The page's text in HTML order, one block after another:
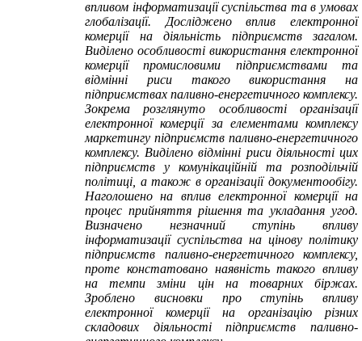
впливом інформатизації суспільства та в умовах
глобалізації. Досліджено вплив електронної
комерції на діяльність підприємств загалом.
Виділено особливості використання електронної
комерції промисловими підприємствами та
відмінні риси такого використання на
підприємствах паливно-енергетичного комплексу.
Зокрема розглянуто особливості організації
електронної комерції за елементами комплексу
маркетингу підприємств паливно-енергетичного
комплексу. Виділено відмінні риси діяльності цих
підприємств у комунікаційній та розподільчій
політиці, а також в організації документообігу.
Наголошено на вплив електронної комерції на
процес прийняття рішення та укладання угод.
Визначено незначний ступінь впливу
інформатизації суспільства на цінову політику
підприємств паливно-енергетичного комплексу,
проте констатовано наявність такого впливу
на темпи зміни цін на товарних біржах.
Зроблено висновки про ступінь впливу
електронної комерції на організацію різних
складових діяльності підприємств паливно-